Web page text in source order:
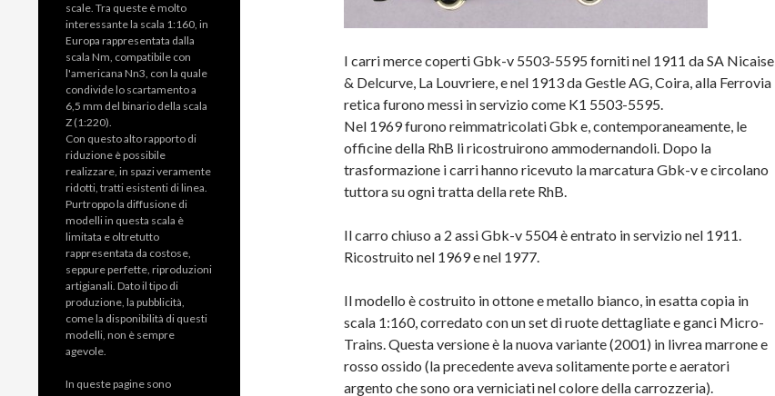
I carri merce coperti Gbk-v 5503-5595 forniti nel 1911 da SA Nicaise
& Delcurve, La Louvriere, e nel 1913 da Gestle AG, Coira, alla Ferrovia
retica furono messi in servizio come K1 5503-5595.
Nel 1969 furono reimmatricolati Gbk e, contemporaneamente, le
officine della RhB li ricostruirono ammodernandoli. Dopo la
trasformazione i carri hanno ricevuto la marcatura Gbk-v e circolano
tuttora su ogni tratta della rete RhB.
Il carro chiuso a 2 assi Gbk-v 5504 è entrato in servizio nel 1911.
Ricostruito nel 1969 e nel 1977.
Il modello è costruito in ottone e metallo bianco, in esatta copia in
scala 1:160, corredato con un set di ruote dettagliate e ganci Micro-
Trains. Questa versione è la nuova variante (2001) in livrea marrone e
rosso ossido (la precedente aveva solitamente porte e aeratori
argento che sono ora verniciati nel colore della carrozzeria).
scale. Tra queste è molto
interessante la scala 1:160, in
Europa rappresentata dalla
scala Nm, compatibile con
l'americana Nn3, con la quale
condivide lo scartamento a
6,5 mm del binario della scala
Z (1:220).
Con questo alto rapporto di
riduzione è possibile
realizzare, in spazi veramente
ridotti, tratti esistenti di linea.
Purtroppo la diffusione di
modelli in questa scala è
limitata e oltretutto
rappresentata da costose,
seppure perfette, riproduzioni
artigianali. Dato il tipo di
produzione, la pubblicità,
come la disponibilità di questi
modelli, non è sempre
agevole.
In queste pagine sono